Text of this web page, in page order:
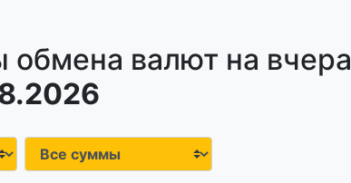
обмена валют на вчера